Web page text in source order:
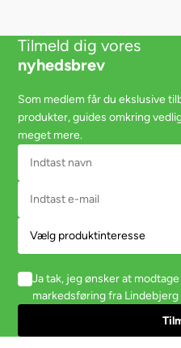
Tilmeld dig vores
nyhedsbrev
Som medlem får du ekslusive
produkter, guides omkring
meget mere.
Ja tak, jeg ønsker at
markedsføring fra Lindebjerg